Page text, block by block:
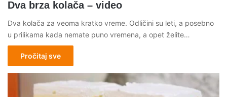
Dva brza kolača – video
Dva kolača za veoma kratko vreme. Odličini su leti, a posebno
u prilikama kada nemate puno vremena, a opet želite…
Pročitaj sve